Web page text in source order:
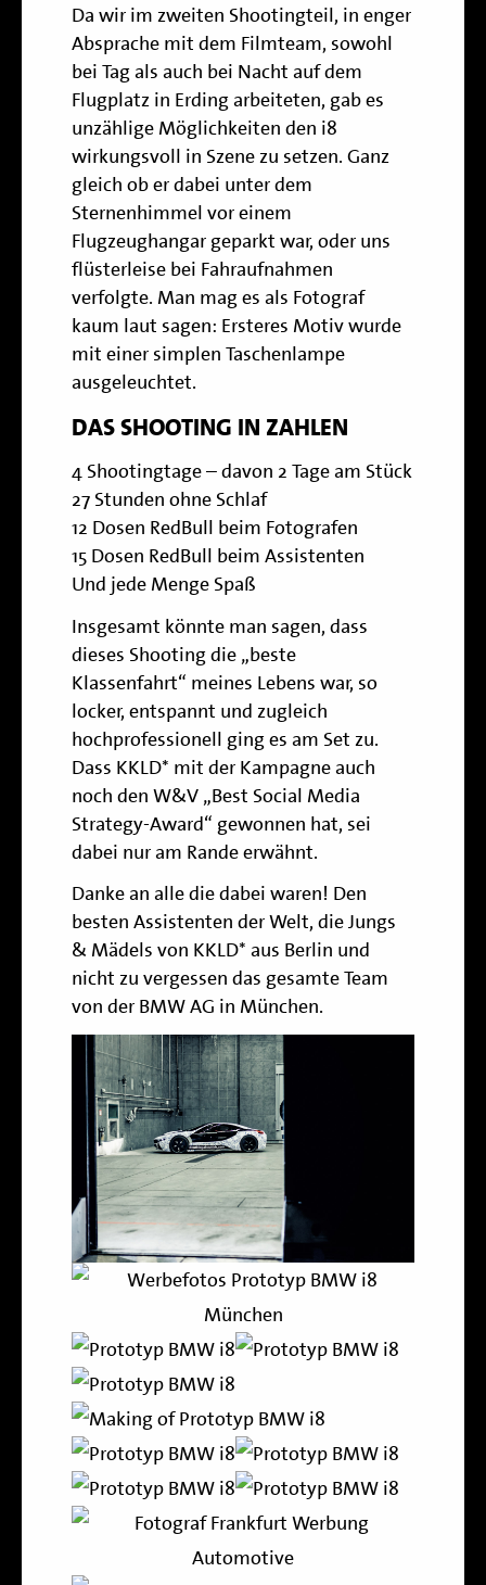
Da wir im zweiten Shootingteil, in enger
Absprache mit dem Filmteam, sowohl
bei Tag als auch bei Nacht auf dem
Flugplatz in Erding arbeiteten, gab es
unzählige Möglichkeiten den i8
wirkungsvoll in Szene zu setzen. Ganz
gleich ob er dabei unter dem
Sternenhimmel vor einem
Flugzeughangar geparkt war, oder uns
flüsterleise bei Fahraufnahmen
verfolgte. Man mag es als Fotograf
kaum laut sagen: Ersteres Motiv wurde
mit einer simplen Taschenlampe
ausgeleuchtet.
DAS SHOOTING IN ZAHLEN
4 Shootingtage – davon 2 Tage am Stück
27 Stunden ohne Schlaf
12 Dosen RedBull beim Fotografen
15 Dosen RedBull beim Assistenten
Und jede Menge Spaß
Insgesamt könnte man sagen, dass
dieses Shooting die „beste
Klassenfahrt“ meines Lebens war, so
locker, entspannt und zugleich
hochprofessionell ging es am Set zu.
Dass KKLD* mit der Kampagne auch
noch den W&V „Best Social Media
Strategy-Award“ gewonnen hat, sei
dabei nur am Rande erwähnt.
Danke an alle die dabei waren! Den
besten Assistenten der Welt, die Jungs
& Mädels von KKLD* aus Berlin und
nicht zu vergessen das gesamte Team
von der BMW AG in München.